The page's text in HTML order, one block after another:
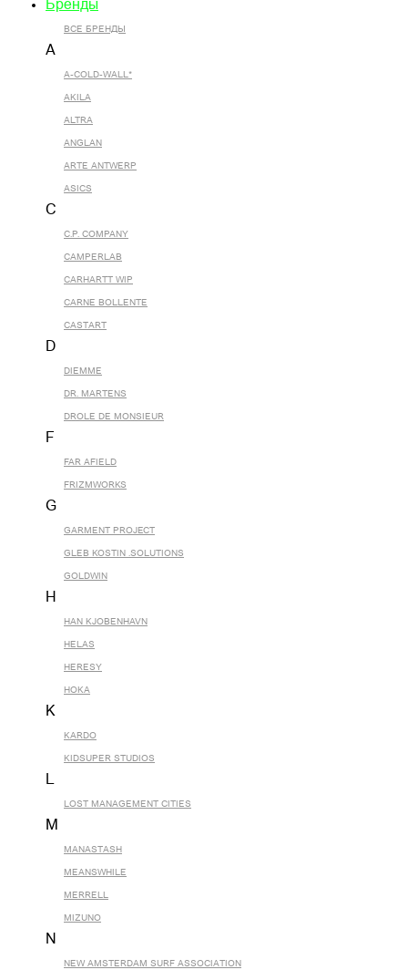
Бренды
ВСЕ БРЕНДЫ
A
A-COLD-WALL*
AKILA
ALTRA
ANGLAN
ARTE ANTWERP
ASICS
C
C.P. COMPANY
CAMPERLAB
CARHARTT WIP
CARNE BOLLENTE
CASTART
D
DIEMME
DR. MARTENS
DROLE DE MONSIEUR
F
FAR AFIELD
FRIZMWORKS
G
GARMENT PROJECT
GLEB KOSTIN .SOLUTIONS
GOLDWIN
H
HAN KJOBENHAVN
HELAS
HERESY
HOKA
K
KARDO
KIDSUPER STUDIOS
L
LOST MANAGEMENT CITIES
M
MANASTASH
MEANSWHILE
MERRELL
MIZUNO
N
NEW AMSTERDAM SURF ASSOCIATION